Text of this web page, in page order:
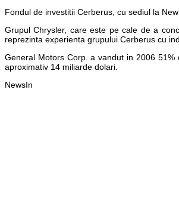
Fondul de investitii Cerberus, cu sediul la
Grupul Chrysler, care este pe cale de a
reprezinta experienta grupului Cerberus cu
General Motors Corp. a vandut in 2006
aproximativ 14 miliarde dolari.
NewsIn